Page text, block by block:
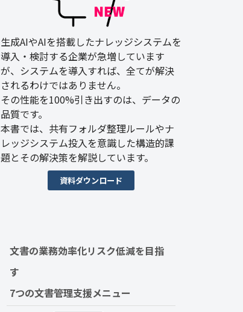
生成AIやAIを搭載したナレッジシステムを
導入・検討する企業が急増しています
が、システムを導入すれば、全てが解決
されるわけではありません。
その性能を100%引き出すのは、データの
品質です。
本書では、共有フォルダ整理ルールやナ
レッジシステム投入を意識した構造的課
題とその解決策を解説しています。
資料ダウンロード
文書の業務効率化リスク低減を目指
す
7つの文書管理支援メニュー